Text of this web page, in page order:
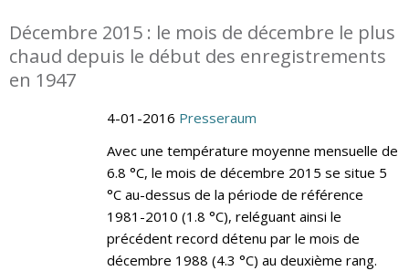
Décembre 2015 : le mois de décembre le plus
chaud depuis le début des enregistrements
en 1947
4-01-2016 Presseraum
Avec une température moyenne mensuelle de
6.8 °C, le mois de décembre 2015 se situe 5
°C au-dessus de la période de référence
1981-2010 (1.8 °C), reléguant ainsi le
précédent record détenu par le mois de
décembre 1988 (4.3 °C) au deuxième rang.